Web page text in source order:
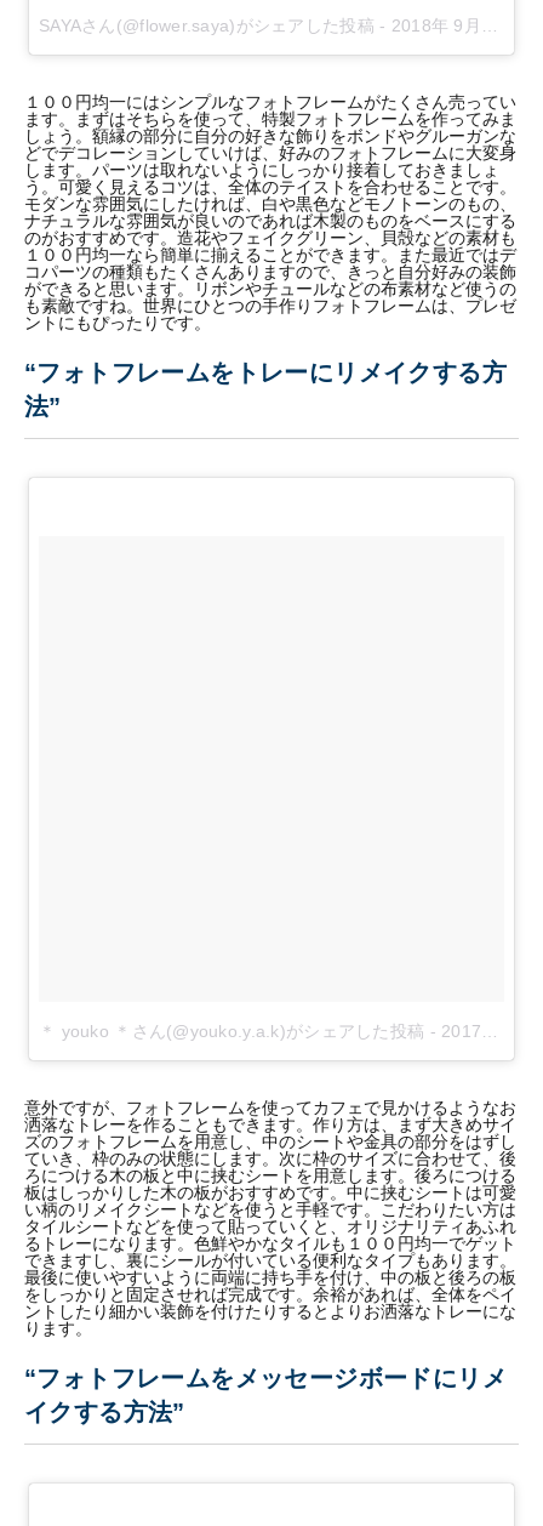
SAYAさん(@flower.saya)がシェアした投稿 - 2018年 9月月7日午後6時27分PDT
１００円均一にはシンプルなフォトフレームがたくさん売ってい
ます。まずはそちらを使って、特製フォトフレームを作ってみま
しょう。額縁の部分に自分の好きな飾りをボンドやグルーガンな
どでデコレーションしていけば、好みのフォトフレームに大変身
します。パーツは取れないようにしっかり接着しておきましょ
う。可愛く見えるコツは、全体のテイストを合わせることです。
モダンな雰囲気にしたければ、白や黒色などモノトーンのもの、
ナチュラルな雰囲気が良いのであれば木製のものをベースにする
のがおすすめです。造花やフェイクグリーン、貝殻などの素材も
１００円均一なら簡単に揃えることができます。また最近ではデ
コパーツの種類もたくさんありますので、きっと自分好みの装飾
ができると思います。リボンやチュールなどの布素材など使うの
も素敵ですね。世界にひとつの手作りフォトフレームは、プレゼ
ントにもぴったりです。
“フォトフレームをトレーにリメイクする方
法”
＊ youko ＊さん(@youko.y.a.k)がシェアした投稿 - 2017年 6月月18日午後11時47分PDT
意外ですが、フォトフレームを使ってカフェで見かけるようなお
洒落なトレーを作ることもできます。作り方は、まず大きめサイ
ズのフォトフレームを用意し、中のシートや金具の部分をはずし
ていき、枠のみの状態にします。次に枠のサイズに合わせて、後
ろにつける木の板と中に挟むシートを用意します。後ろにつける
板はしっかりした木の板がおすすめです。中に挟むシートは可愛
い柄のリメイクシートなどを使うと手軽です。こだわりたい方は
タイルシートなどを使って貼っていくと、オリジナリティあふれ
るトレーになります。色鮮やかなタイルも１００円均一でゲット
できますし、裏にシールが付いている便利なタイプもあります。
最後に使いやすいように両端に持ち手を付け、中の板と後ろの板
をしっかりと固定させれば完成です。余裕があれば、全体をペイ
ントしたり細かい装飾を付けたりするとよりお洒落なトレーにな
ります。
“フォトフレームをメッセージボードにリメ
イクする方法”